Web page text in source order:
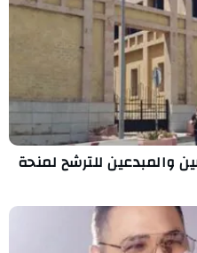
والمبدعين للترشح لمنحة